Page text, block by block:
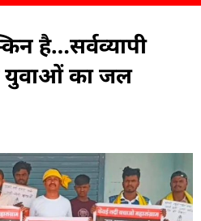
है…सर्वव्यापी
युवाओं का जल